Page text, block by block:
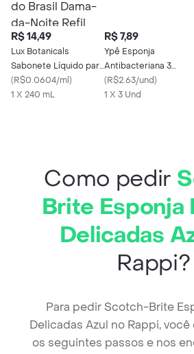
R$ 14,49
Lux Botanicals
Sabonete Líquido para
Mãos Essências do
Brasil Dama-da-Noite
(R$0.0604/ml)
1 X 240 mL
R$ 7,89
Ypê Esponja
Antibacteriana 3
Unidades
(R$2.63/und)
1 X 3 Und
Como pedir
Brite Esponja
Delicadas
Rappi?
Para pedir Scotch-Brite
Delicadas Azul no Rappi,
os seguintes passos e nos